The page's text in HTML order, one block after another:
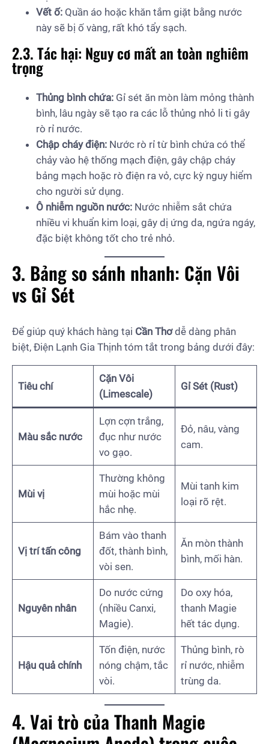
Vết ố: Quần áo hoặc khăn tắm giặt bằng nước
này sẽ bị ố vàng, rất khó tẩy sạch.
2.3. Tác hại: Nguy cơ mất an toàn nghiêm
trọng
Thủng bình chứa: Gỉ sét ăn mòn làm mỏng thành
bình, lâu ngày sẽ tạo ra các lỗ thủng nhỏ li ti gây
rò rỉ nước.
Chập cháy điện: Nước rò rỉ từ bình chứa có thể
chảy vào hệ thống mạch điện, gây chập cháy
bảng mạch hoặc rò điện ra vỏ, cực kỳ nguy hiểm
cho người sử dụng.
Ô nhiễm nguồn nước: Nước nhiễm sắt chứa
nhiều vi khuẩn kim loại, gây dị ứng da, ngứa ngáy,
đặc biệt không tốt cho trẻ nhỏ.
3. Bảng so sánh nhanh: Cặn Vôi
vs Gỉ Sét
Để giúp quý khách hàng tại Cần Thơdễ dàng phân
biệt, Điện Lạnh Gia Thịnh tóm tắt trong bảng dưới đây:
Tiêu chí
Cặn Vôi
(Limescale)
Gỉ Sét (Rust)
Màu sắc nước
Lợn cợn trắng,
đục như nước
vo gạo.
Đỏ, nâu, vàng
cam.
Mùi vị
Thường không
mùi hoặc mùi
hắc nhẹ.
Mùi tanh kim
loại rõ rệt.
Vị trí tấn công
Bám vào thanh
đốt, thành bình,
vòi sen.
Ăn mòn thành
bình, mối hàn.
Nguyên nhân
Do nước cứng
(nhiều Canxi,
Magie).
Do oxy hóa,
thanh Magie
hết tác dụng.
Hậu quả chính
Tốn điện, nước
nóng chậm, tắc
vòi.
Thủng bình, rò
rỉ nước, nhiễm
trùng da.
4. Vai trò của Thanh Magie